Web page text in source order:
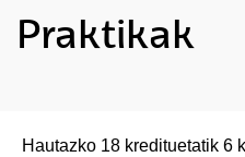
Praktikak
Hautazko 18 kredituetatik 6